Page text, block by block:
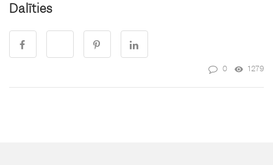
Dalīties
0 1279